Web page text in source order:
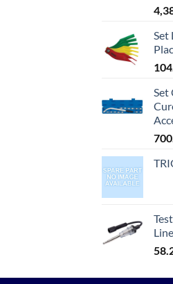
Set
Set
Line